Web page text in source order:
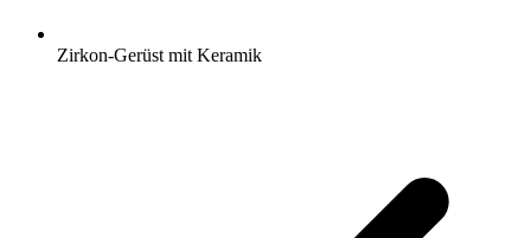
Zirkon-Gerüst mit Keramik